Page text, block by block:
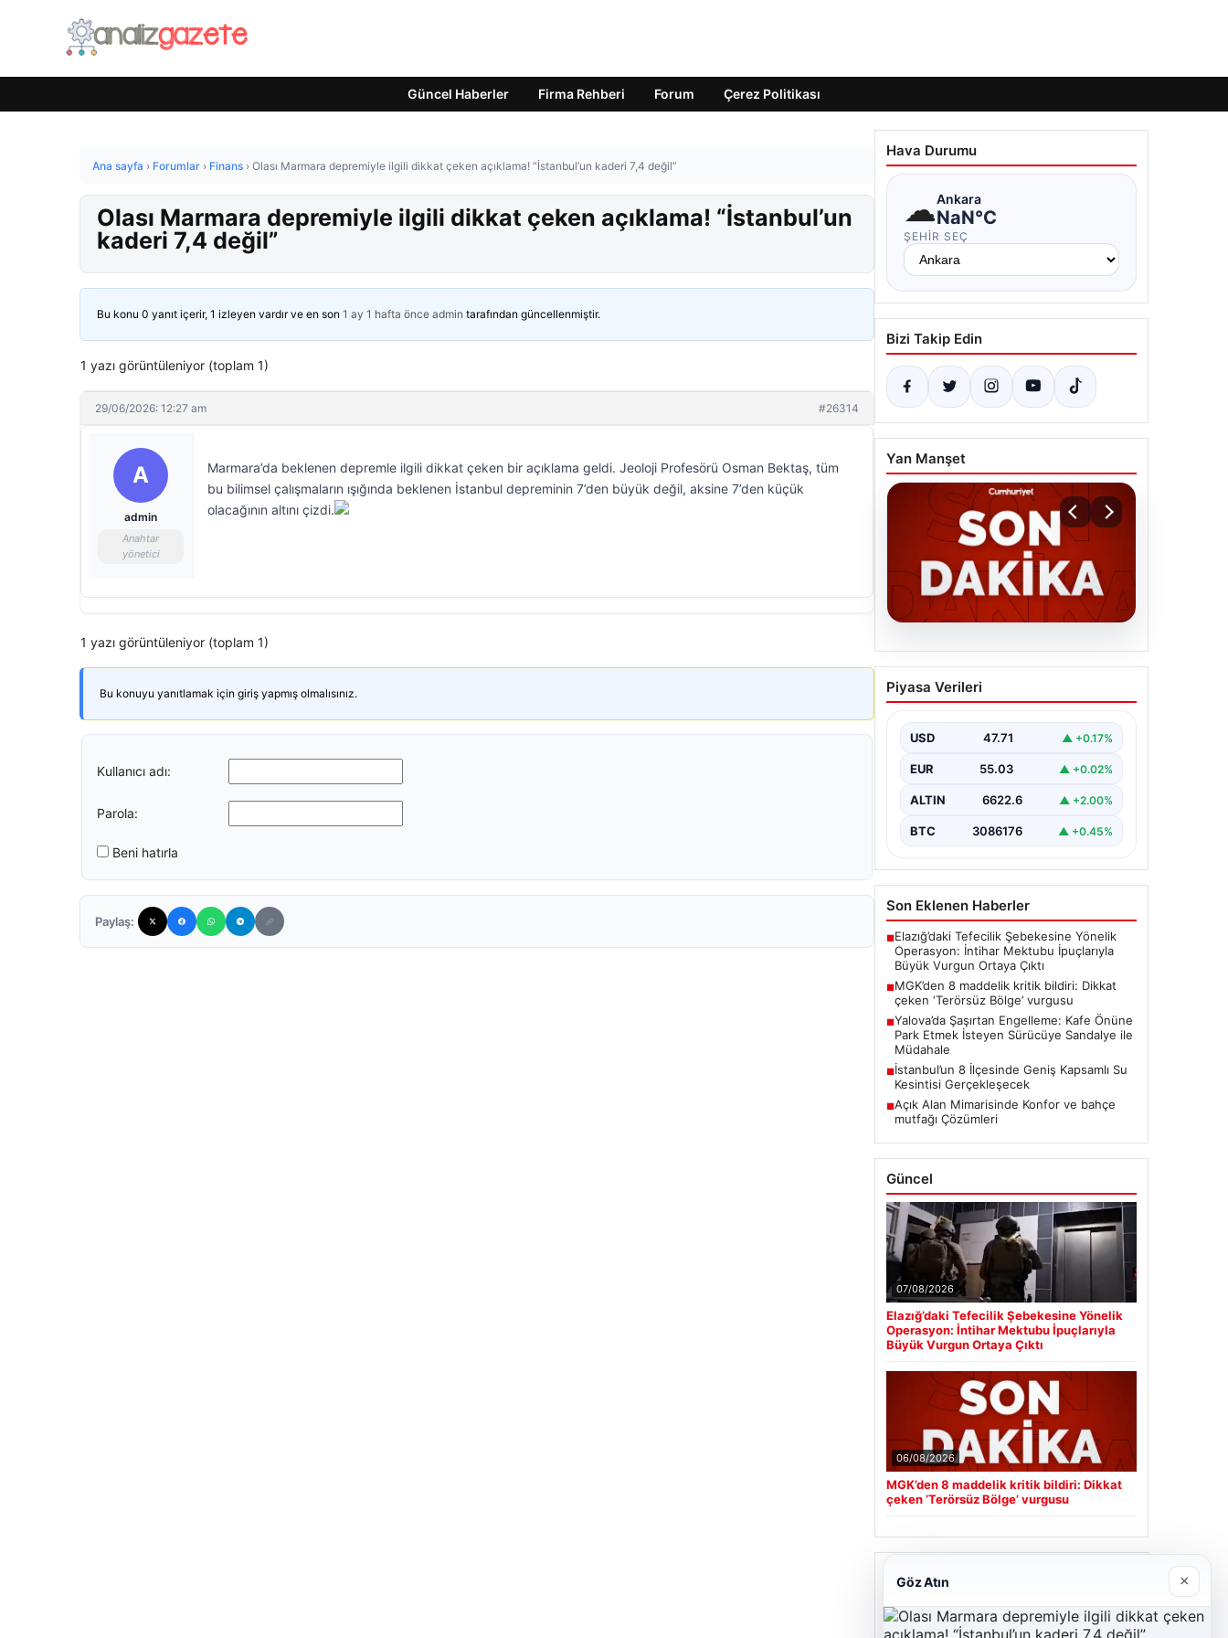
Güncel Haberler Firma Rehberi Forum Çerez Politikası
Ana sayfa › Forumlar › Finans › Olası Marmara depremiyle ilgili dikkat çeken açıklama! “İstanbul’un kaderi 7,4 değil”
Olası Marmara depremiyle ilgili dikkat çeken açıklama! “İstanbul’un
kaderi 7,4 değil”
Bu konu 0 yanıt içerir, 1 izleyen vardır ve en son 1 ay 1 hafta önce admin tarafından güncellenmiştir.
1 yazı görüntüleniyor (toplam 1)
29/06/2026: 12:27 am #26314
A
admin
Anahtar
yönetici
Marmara’da beklenen depremle ilgili dikkat çeken bir açıklama geldi. Jeoloji Profesörü Osman Bektaş, tüm
bu bilimsel çalışmaların ışığında beklenen İstanbul depreminin 7’den büyük değil, aksine 7’den küçük
olacağının altını çizdi.
1 yazı görüntüleniyor (toplam 1)
Bu konuyu yanıtlamak için giriş yapmış olmalısınız.
Kullanıcı adı:
Parola:
Beni hatırla
Paylaş:
Hava Durumu
☁Ankara
NaN°C
ŞEHIR SEÇ
Bizi Takip Edin
Yan Manşet
06.08.2026
MGK’den 8 maddelik kritik
bildiri: Dikkat çeken
Piyasa Verileri
USD 47.71 ▲ +0.17%
EUR 55.03 ▲ +0.02%
ALTIN 6622.6 ▲ +2.00%
BTC 3086176 ▲ +0.45%
Son Eklenen Haberler
■Elazığ’daki Tefecilik Şebekesine Yönelik
Operasyon: İntihar Mektubu İpuçlarıyla
Büyük Vurgun Ortaya Çıktı
■MGK’den 8 maddelik kritik bildiri: Dikkat
çeken ‘Terörsüz Bölge’ vurgusu
■Yalova’da Şaşırtan Engelleme: Kafe Önüne
Park Etmek İsteyen Sürücüye Sandalye ile
Müdahale
■İstanbul’un 8 İlçesinde Geniş Kapsamlı Su
Kesintisi Gerçekleşecek
■Açık Alan Mimarisinde Konfor ve bahçe
mutfağı Çözümleri
Güncel
07/08/2026
Elazığ’daki Tefecilik Şebekesine Yönelik
Operasyon: İntihar Mektubu İpuçlarıyla
Büyük Vurgun Ortaya Çıktı
06/08/2026
MGK’den 8 maddelik kritik bildiri: Dikkat
çeken ‘Terörsüz Bölge’ vurgusu
Son Eklenen Firmalar
Cengiz Sigorta
Göz Atın ×